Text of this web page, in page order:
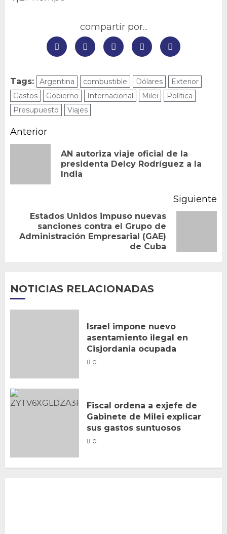
compartir por...
Tags: Argentina combustible Dólares
Exterior
Gastos
Gobierno Internacional Milei
Política
Presupuesto
Viajes
Navegación
entradas
Anterior
AN autoriza viaje oficial de la
presidenta Delcy Rodríguez a la
India
Siguiente
Siguiente
entrada:
Estados Unidos impuso nuevas
sanciones contra el Grupo de
Administración Empresarial (GAE)
de Cuba
NOTICIAS RELACIONADAS
Israel impone nuevo
asentamiento ilegal en
Cisjordania ocupada
0
Fiscal ordena a exjefe de
Gabinete de Milei explicar
sus gastos suntuosos
0